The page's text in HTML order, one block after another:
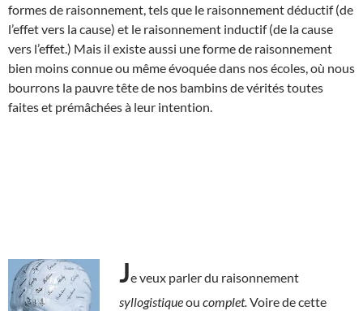
formes de raisonnement, tels que le raisonnement déductif (de
l’effet vers la cause) et le raisonnement inductif (de la cause
vers l’effet.) Mais il existe aussi une forme de raisonnement
bien moins connue ou même évoquée dans nos écoles, où nous
bourrons la pauvre tête de nos bambins de vérités toutes
faites et prémâchées à leur intention.
Je veux parler du raisonnement
syllogistiqueou complet. Voire de cette